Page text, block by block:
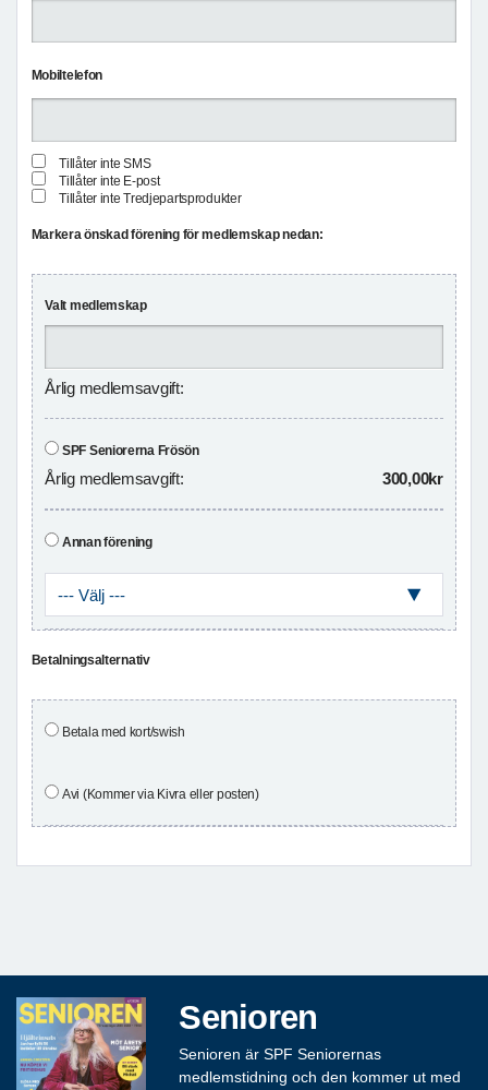
Mobiltelefon
Tillåter inte SMS
Tillåter inte E-post
Tillåter inte Tredjepartsprodukter
Markera önskad förening för medlemskap nedan:
Valt medlemskap
Årlig medlemsavgift:
SPF Seniorerna Frösön
Årlig medlemsavgift: 300,00kr
Annan förening
Betalningsalternativ
Betala med kort/swish
Avi (Kommer via Kivra eller posten)
Senioren
Senioren är SPF Seniorernas
medlemstidning och den kommer ut med